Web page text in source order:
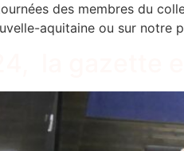
des membres du
aquitaine ou sur notre